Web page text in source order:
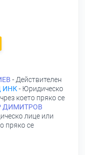
- Действителен
ИНК- Юридическо
което пряко се
ДИМИТРОВ
лице или
пряко се